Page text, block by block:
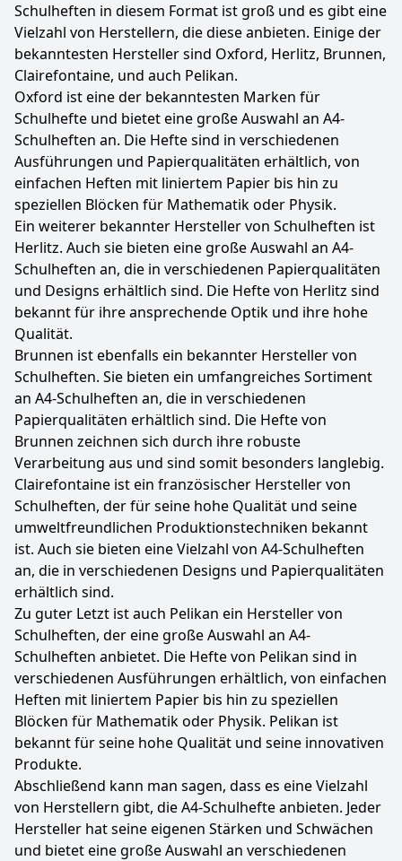
Schulheften in diesem Format ist groß und es gibt eine
Vielzahl von Herstellern, die diese anbieten. Einige der
bekanntesten Hersteller sind Oxford, Herlitz, Brunnen,
Clairefontaine, und auch Pelikan.
Oxford ist eine der bekanntesten Marken für
Schulhefte und bietet eine große Auswahl an A4-
Schulheften an. Die Hefte sind in verschiedenen
Ausführungen und Papierqualitäten erhältlich, von
einfachen Heften mit liniertem Papier bis hin zu
speziellen Blöcken für Mathematik oder Physik.
Ein weiterer bekannter Hersteller von Schulheften ist
Herlitz. Auch sie bieten eine große Auswahl an A4-
Schulheften an, die in verschiedenen Papierqualitäten
und Designs erhältlich sind. Die Hefte von Herlitz sind
bekannt für ihre ansprechende Optik und ihre hohe
Qualität.
Brunnen ist ebenfalls ein bekannter Hersteller von
Schulheften. Sie bieten ein umfangreiches Sortiment
an A4-Schulheften an, die in verschiedenen
Papierqualitäten erhältlich sind. Die Hefte von
Brunnen zeichnen sich durch ihre robuste
Verarbeitung aus und sind somit besonders langlebig.
Clairefontaine ist ein französischer Hersteller von
Schulheften, der für seine hohe Qualität und seine
umweltfreundlichen Produktionstechniken bekannt
ist. Auch sie bieten eine Vielzahl von A4-Schulheften
an, die in verschiedenen Designs und Papierqualitäten
erhältlich sind.
Zu guter Letzt ist auch Pelikan ein Hersteller von
Schulheften, der eine große Auswahl an A4-
Schulheften anbietet. Die Hefte von Pelikan sind in
verschiedenen Ausführungen erhältlich, von einfachen
Heften mit liniertem Papier bis hin zu speziellen
Blöcken für Mathematik oder Physik. Pelikan ist
bekannt für seine hohe Qualität und seine innovativen
Produkte.
Abschließend kann man sagen, dass es eine Vielzahl
von Herstellern gibt, die A4-Schulhefte anbieten. Jeder
Hersteller hat seine eigenen Stärken und Schwächen
und bietet eine große Auswahl an verschiedenen